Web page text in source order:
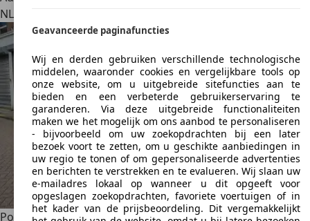
NL 4871 EN
Porsche 9963.6 Coupé Carrera (996.2) NL Auto Porsche
Geavanceerde paginafuncties
Wij en derden gebruiken verschillende technologische
middelen, waaronder cookies en vergelijkbare tools op
onze website, om u uitgebreide sitefuncties aan te
bieden en een verbeterde gebruikerservaring te
garanderen. Via deze uitgebreide functionaliteiten
maken we het mogelijk om ons aanbod te personaliseren
- bijvoorbeeld om uw zoekopdrachten bij een later
bezoek voort te zetten, om u geschikte aanbiedingen in
uw regio te tonen of om gepersonaliseerde advertenties
en berichten te verstrekken en te evalueren. Wij slaan uw
e-mailadres lokaal op wanneer u dit opgeeft voor
opgeslagen zoekopdrachten, favoriete voertuigen of in
het kader van de prijsbeoordeling. Dit vergemakkelijkt